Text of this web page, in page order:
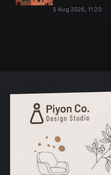
5 Aug 2026, 11:20